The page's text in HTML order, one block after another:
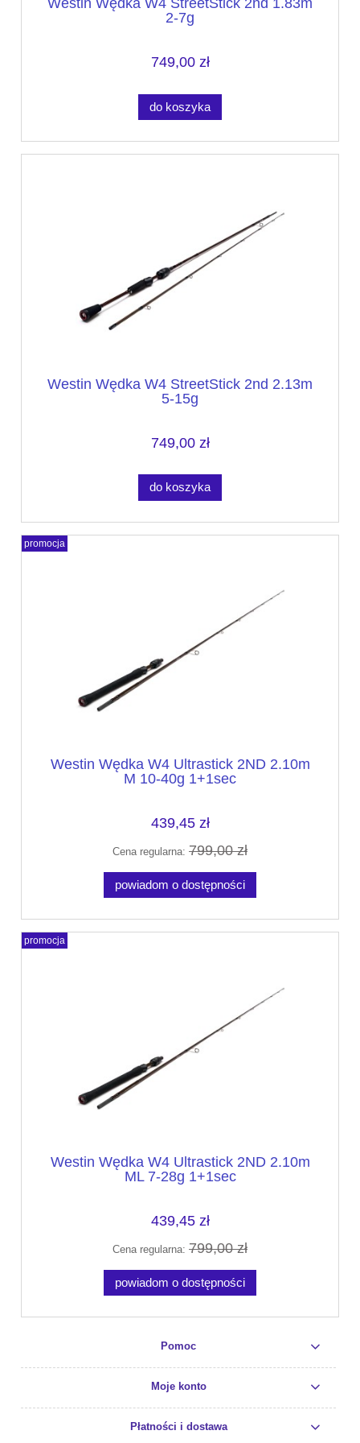
2-7g
749,00 zł
do koszyka
Westin Wędka W4 StreetStick 2nd 2.13m
5-15g
749,00 zł
do koszyka
Westin Wędka W4 Ultrastick 2ND 2.10m
M 10-40g 1+1sec
439,45 zł
Cena regularna: 799,00 zł
powiadom o dostępności
promocja
Westin Wędka W4 Ultrastick 2ND 2.10m
ML 7-28g 1+1sec
439,45 zł
Cena regularna: 799,00 zł
powiadom o dostępności
promocja
Pomoc
Moje konto
Płatności i dostawa